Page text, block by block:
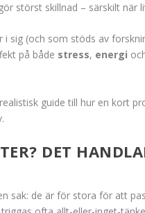
störst skillnad – särskilt när
i sig (och som stöds av
på både stress, energi
guide till hur en kort
DET
sak: de är för stora för att